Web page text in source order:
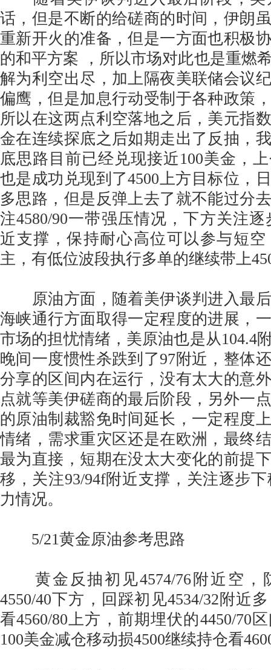
话，但是不断的给磋商的时间，伊朗
重新开火的准备，但是一方面也积极
的和平方案 ，所以市场对此也是重燃
解为利空出尽，加上隔夜美联储会议
偏鹰，但是加息行动受制于各种政策
所以在这两点利空落地之后，美元指
金在连续探底之后如期走出了反抽，
底思路目前已经兑现接近100美金，
也是成功兑现到了4500上方目标位，
多思路，但是反弹上去了就不能过分
注4580/90一带强压情况，下方关注逐
近支撑，保持耐心高位可以参与短
主，有低位波段执行多单的继续带上
原油方面，随着美伊谈判进入最后
海峡通行方面取得一定程度的进展，
市场的担忧情绪，美原油也是从104.4
晚间一度惯性杀跌到了97附近，整体
分享的区间内在运行，没有太大的意
点就等美伊磋商的最后阶段，另外一
的原油制裁豁免时间延长，一定程度
情绪，需求重灾区还是在欧洲，最终
最为直接，短期在没太大变化的前提
移，关注93/94f附近支撑，关注逐步下
力情况。
5/21黄金原油参考思路
黄金反抽初见4574/76附近空，
4550/40下方，回踩初见4534/32附近
看4560/80上方，前期埋伏的4450/70
100美金减仓移动损4500继续持仓看